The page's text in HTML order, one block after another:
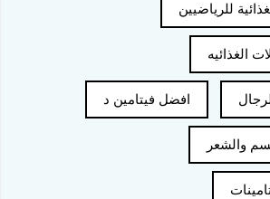
للرياضيين
الغذائيه
افضل فيتامين د
والشعر